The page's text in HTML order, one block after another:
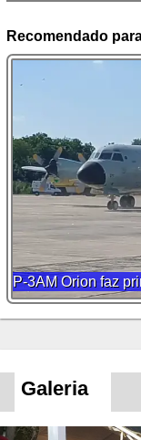
Recomendado
P-3AM Orion faz
Galeria